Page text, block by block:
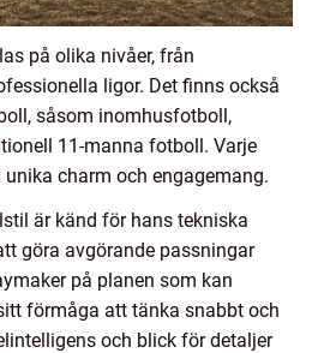
på olika nivåer, från
ligor. Det finns också
såsom inomhusfotboll,
11-manna fotboll. Varje
charm och engagemang.
är känd för hans tekniska
göra avgörande passningar
på planen som kan
förmåga att tänka snabbt och
och blick för detaljer